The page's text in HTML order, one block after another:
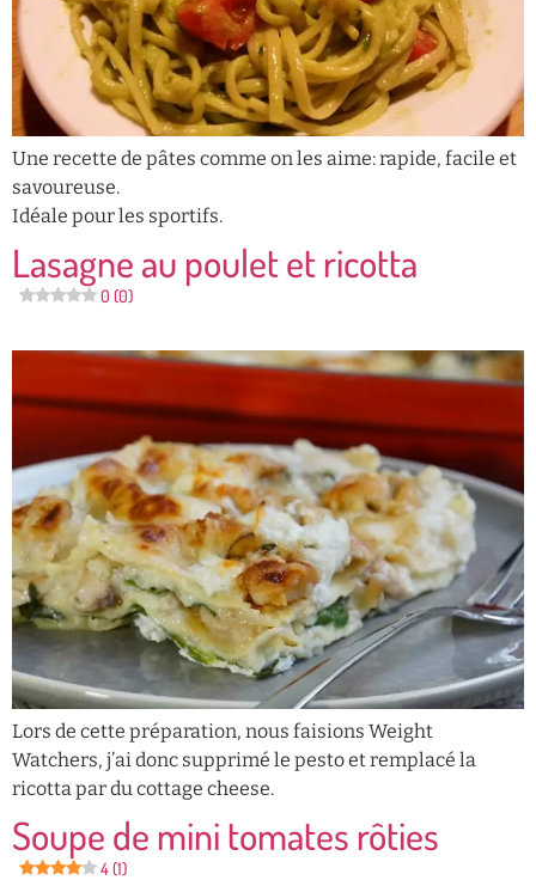
Une recette de pâtes comme on les aime: rapide, facile et
savoureuse.
Idéale pour les sportifs.
Lasagne au poulet et ricotta
0 (0)
Lors de cette préparation, nous faisions Weight
Watchers, j’ai donc supprimé le pesto et remplacé la
ricotta par du cottage cheese.
Soupe de mini tomates rôties
4 (1)